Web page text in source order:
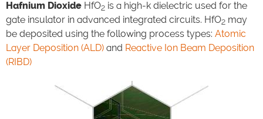
イベント
お問い合わせ
Hafnium Dioxide HfO2 is a high-k dielectric used for the
gate insulator in advanced integrated circuits. HfO2 may
be deposited using the following process types: Atomic
Layer Deposition (ALD) and Reactive Ion Beam Deposition
(RIBD)